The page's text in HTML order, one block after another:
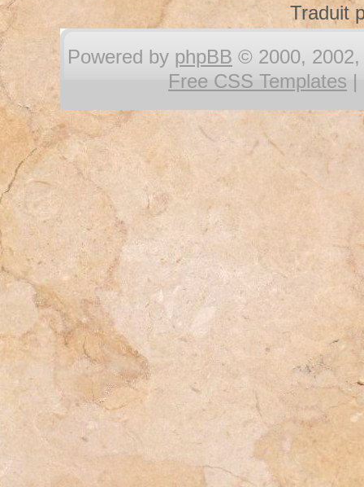
Traduit
Powered by phpBB © 2000, 2002,
Free CSS Templates |